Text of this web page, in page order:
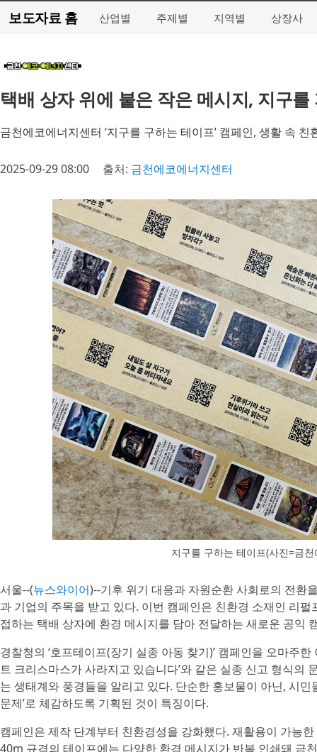
보도자료 홈 산업별 주제별 지역별 상장사
택배 상자 위에 붙은 작은 메시지, 지구를
금천에코에너지센터 ‘지구를 구하는 테이프’ 캠페인, 생활 속 친
2025-09-29 08:00 출처: 금천에코에너지센터
지구를 구하는 테이프(사진=금
서울--(뉴스와이어)--기후 위기 대응과 자원순환 사회로의 전환
과 기업의 주목을 받고 있다. 이번 캠페인은 친환경 소재인 리
접하는 택배 상자에 환경 메시지를 담아 전달하는 새로운 공익
경찰청의 ‘호프테이프(장기 실종 아동 찾기)’ 캠페인을 오마주한
트 크리스마스가 사라지고 있습니다’와 같은 실종 신고 형식의
는 생태계와 풍경들을 알리고 있다. 단순한 홍보물이 아닌, 시
문제’로 체감하도록 기획된 것이 특징이다.
캠페인은 제작 단계부터 친환경성을 강화했다. 재활용이 가능
40m 규격의 테이프에는 다양한 환경 메시지가 반복 인쇄돼 금